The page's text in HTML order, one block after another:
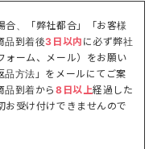
合、「弊社都合」「お客様
品到着後3日以内 に必ず弊社
ォーム、メール）をお願い
品方法」をメールにてご案
品到着から 8日以上経過した
お受け付けできませんので